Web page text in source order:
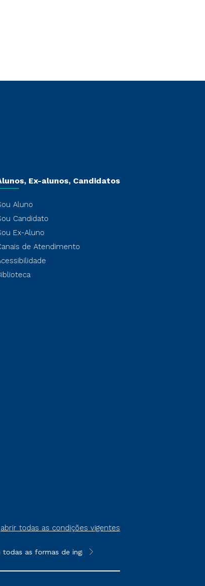
Ex-alunos, Candidatos
Aluno
Candidato
Ex-Aluno
de Atendimento
abrir todas as condições vigentes
as formas de ingresso, exceto na prova on-line ou
**Semipresencial é um formato do